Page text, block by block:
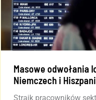
Masowe odwołania
Niemczech i
Strajk pracowników